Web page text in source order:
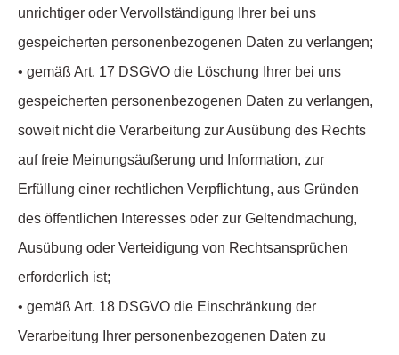
unrichtiger oder Vervollständigung Ihrer bei uns
gespeicherten personenbezogenen Daten zu verlangen;
• gemäß Art. 17 DSGVO die Löschung Ihrer bei uns
gespeicherten personenbezogenen Daten zu verlangen,
soweit nicht die Verarbeitung zur Ausübung des Rechts
auf freie Meinungsäußerung und Information, zur
Erfüllung einer rechtlichen Verpflichtung, aus Gründen
des öffentlichen Interesses oder zur Geltendmachung,
Ausübung oder Verteidigung von Rechtsansprüchen
erforderlich ist;
• gemäß Art. 18 DSGVO die Einschränkung der
Verarbeitung Ihrer personenbezogenen Daten zu